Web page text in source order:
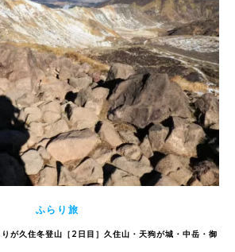
ふらり旅
が久住冬登山［2日目］久住山・天狗が城・中岳・御